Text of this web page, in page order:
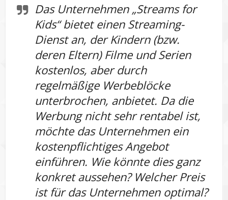
Das Unternehmen „Streams for
Kids“ bietet einen Streaming-
Dienst an, der Kindern (bzw.
deren Eltern) Filme und Serien
kostenlos, aber durch
regelmäßige Werbeblöcke
unterbrochen, anbietet. Da die
Werbung nicht sehr rentabel ist,
möchte das Unternehmen ein
kostenpflichtiges Angebot
einführen. Wie könnte dies ganz
konkret aussehen? Welcher Preis
ist für das Unternehmen optimal?